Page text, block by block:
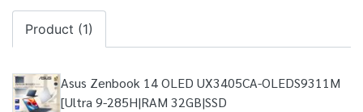
Product (1)
Asus Zenbook 14 OLED UX3405CA-OLEDS9311M
[Ultra 9-285H|RAM 32GB|SSD